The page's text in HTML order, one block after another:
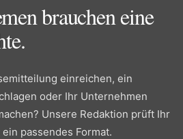
brauchen eine
einreichen, ein
oder Ihr Unternehmen
Unsere Redaktion prüft Ihr
passendes Format.